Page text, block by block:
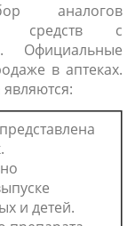
аналогов
средств с
Официальные
в аптеках.
и детей.